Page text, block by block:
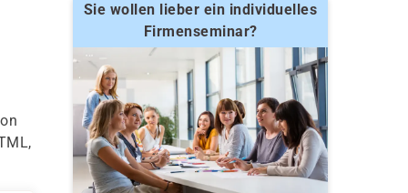
Sie wollen lieber ein individuelles
Firmenseminar?